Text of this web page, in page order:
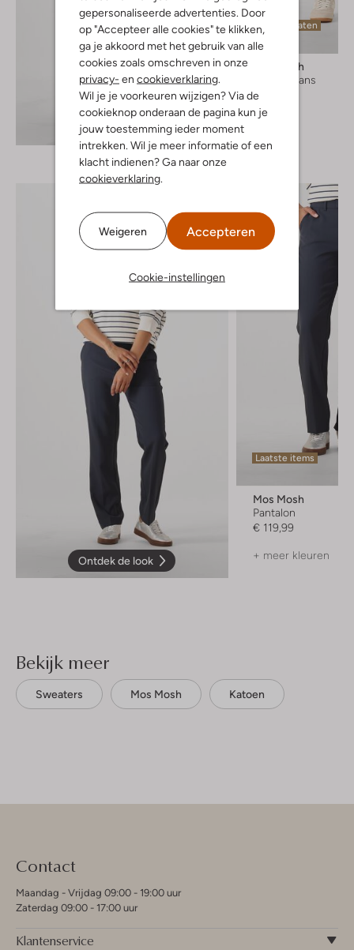
gepersonaliseerde advertenties. Door
op "Accepteer alle cookies" te klikken,
ga je akkoord met het gebruik van alle
cookies zoals omschreven in onze
privacy- en cookieverklaring.
Wil je je voorkeuren wijzigen? Via de
cookieknop onderaan de pagina kun je
jouw toestemming ieder moment
intrekken. Wil je meer informatie of een
klacht indienen? Ga naar onze
cookieverklaring.
Weigeren Accepteren
Cookie-instellingen
Ontdek de look
Laatste maten
Mos Mosh
Skinny jeans
€ 139,99
Ontdek de look
Laatste items
Mos Mosh
Pantalon
€ 119,99
+ meer kleuren
Bekijk meer
Sweaters Mos Mosh Katoen
Contact
Maandag - Vrijdag 09:00 - 19:00 uur
Zaterdag 09:00 - 17:00 uur
Klantenservice